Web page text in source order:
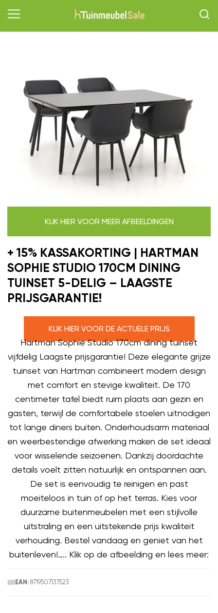
KLIK HIER VOOR MEER AFBEELDINGEN
+ 15% KASSAKORTING | HARTMAN
SOPHIE STUDIO 170CM DINING
TUINSET 5-DELIG – LAAGSTE
PRIJSGARANTIE!
KLIK HIER VOOR DE ACTUELE PRIJS
Hartman Sophie Studio 170cm dining tuinset
vijfdelig Laagste prijsgarantie! Deze elegante grijze
tuinset van Hartman combineert modern design
met comfort en stevige kwaliteit. De 170
centimeter tafel biedt ruim plaats aan gezin en
gasten, terwijl de comfortabele stoelen uitnodigen
tot lange diners buiten. Onderhoudsarm materiaal
en weerbestendige afwerking maken de set ideaal
voor wisselende seizoenen. Dankzij doordachte
details voelt zitten natuurlijk en ontspannen aan.
De set is eenvoudig te reinigen en past
moeiteloos in tuin of op het terras. Kies voor
duurzame buitenmeubelen met een stijlvolle
uitstraling en een uitstekende prijs kwaliteit
verhouding. Bestel vandaag en geniet van het
buitenleven!….. Klik op de afbeelding en lees meer:
EAN: 8719507137523